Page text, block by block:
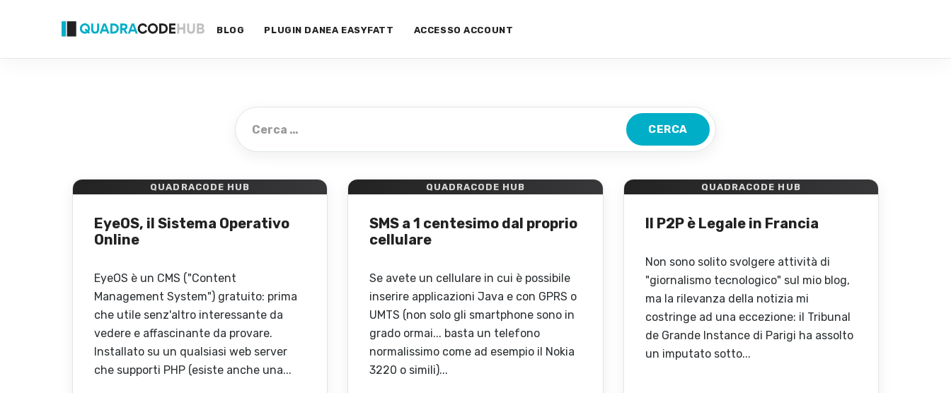
BLOG PLUGIN DANEA EASYFATT ACCESSO ACCOUNT
Cerca:
QUADRACODE HUB
EyeOS, il Sistema Operativo
Online
EyeOS è un CMS ("Content
Management System") gratuito: prima
che utile senz'altro interessante da
vedere e affascinante da provare.
Installato su un qualsiasi web server
che supporti PHP (esiste anche una...
QUADRACODE HUB
SMS a 1 centesimo dal proprio
cellulare
Se avete un cellulare in cui è possibile
inserire applicazioni Java e con GPRS o
UMTS (non solo gli smartphone sono in
grado ormai... basta un telefono
normalissimo come ad esempio il Nokia
3220 o simili)...
QUADRACODE HUB
Il P2P è Legale in Francia
Non sono solito svolgere attività di
"giornalismo tecnologico" sul mio blog,
ma la rilevanza della notizia mi
costringe ad una eccezione: il Tribunal
de Grande Instance di Parigi ha assolto
un imputato sotto...